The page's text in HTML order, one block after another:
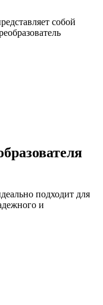
собой
подходит для
и